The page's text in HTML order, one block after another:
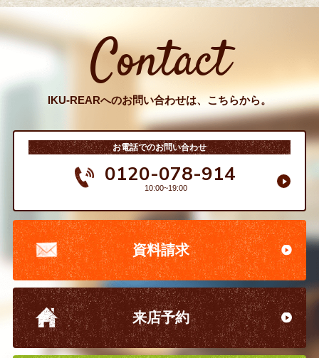
Contact
IKU-REARへのお問い合わせは、こちらから。
お電話でのお問い合わせ
0120-078-914
10:00~19:00
資料請求
来店予約